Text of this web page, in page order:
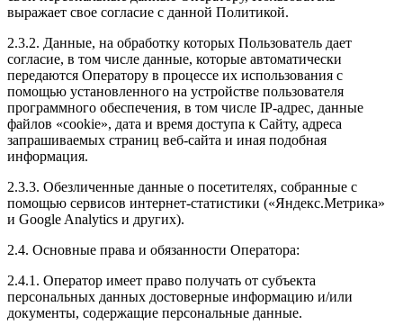
выражает свое согласие с данной Политикой.
2.3.2. Данные, на обработку которых Пользователь дает
согласие, в том числе данные, которые автоматически
передаются Оператору в процессе их использования с
помощью установленного на устройстве пользователя
программного обеспечения, в том числе IP-адрес, данные
файлов «cookie», дата и время доступа к Сайту, адреса
запрашиваемых страниц веб-сайта и иная подобная
информация.
2.3.3. Обезличенные данные о посетителях, собранные с
помощью сервисов интернет-статистики («Яндекс.Метрика»
и Google Analytics и других).
2.4. Основные права и обязанности Оператора:
2.4.1. Оператор имеет право получать от субъекта
персональных данных достоверные информацию и/или
документы, содержащие персональные данные.